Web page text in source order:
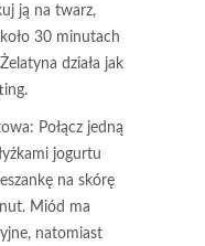
ją na twarz,
30 minutach
Żelatyna działa jak
: Połącz jedną
jogurtu
na skórę
Miód ma
natomiast